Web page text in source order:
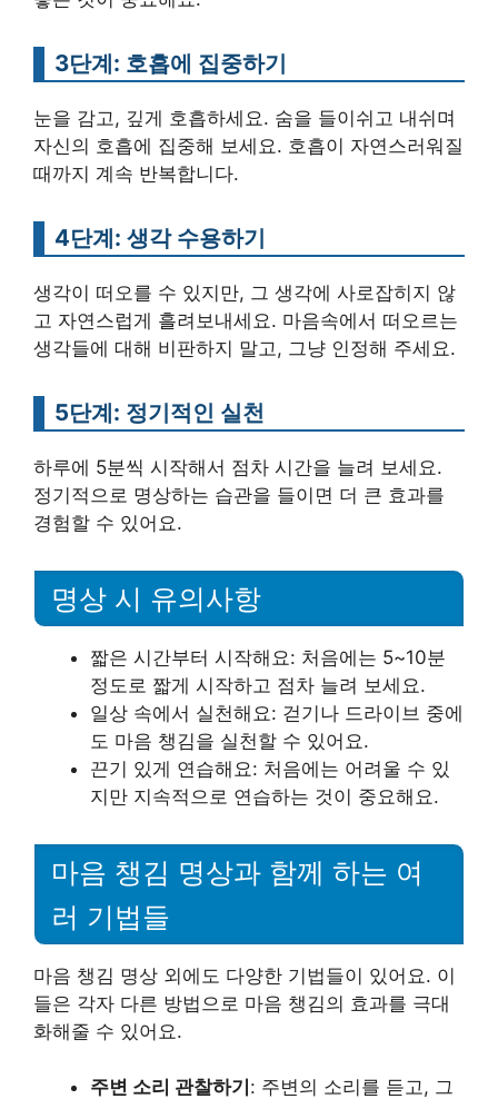
3단계: 호흡에 집중하기
눈을 감고, 깊게 호흡하세요. 숨을 들이쉬고 내쉬며
자신의 호흡에 집중해 보세요. 호흡이 자연스러워질
때까지 계속 반복합니다.
4단계: 생각 수용하기
생각이 떠오를 수 있지만, 그 생각에 사로잡히지 않
고 자연스럽게 흘려보내세요. 마음속에서 떠오르는
생각들에 대해 비판하지 말고, 그냥 인정해 주세요.
5단계: 정기적인 실천
하루에 5분씩 시작해서 점차 시간을 늘려 보세요.
정기적으로 명상하는 습관을 들이면 더 큰 효과를
경험할 수 있어요.
명상 시 유의사항
짧은 시간부터 시작해요: 처음에는 5~10분
정도로 짧게 시작하고 점차 늘려 보세요.
일상 속에서 실천해요: 걷기나 드라이브 중에
도 마음 챙김을 실천할 수 있어요.
끈기 있게 연습해요: 처음에는 어려울 수 있
지만 지속적으로 연습하는 것이 중요해요.
마음 챙김 명상과 함께 하는 여
러 기법들
마음 챙김 명상 외에도 다양한 기법들이 있어요. 이
들은 각자 다른 방법으로 마음 챙김의 효과를 극대
화해줄 수 있어요.
주변 소리 관찰하기 : 주변의 소리를 듣고, 그